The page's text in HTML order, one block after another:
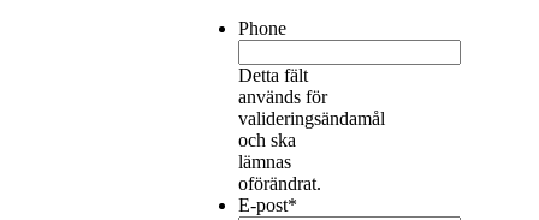
Phone
Detta fält
används för
valideringsändamål
och ska
lämnas
oförändrat.
E-post*